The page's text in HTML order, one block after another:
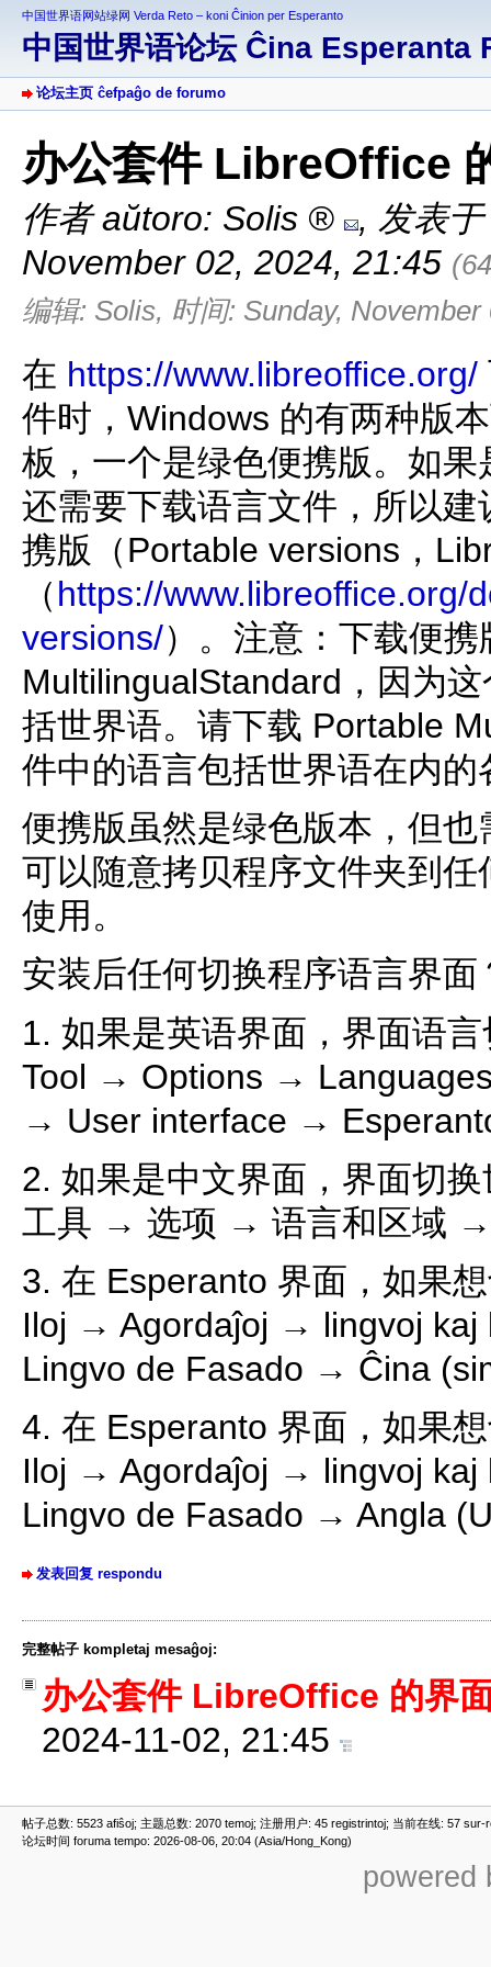
中国世界语网站绿网 Verda Reto – koni Ĉinion per Esperanto
中国世界语论坛 Ĉina Esperanta
论坛主页 ĉefpaĝo de forumo
办公套件 LibreOffice
作者 aŭtoro: Solis , 发表
November 02, 2024, 21:45
编辑: Solis, 时间: Sunday, November
在 https://www.libreoffice.org/
件时，Windows 的有两种版
板，一个是绿色便携版。如
还需要下载语言文件，所以
携版（Portable versions，
（https://www.libreoffice.org/
versions/）。注意：下载便
MultilingualStandard，因为
括世界语。请下载 Portable
件中的语言包括世界语在内的
便携版虽然是绿色版本，但
可以随意拷贝程序文件夹到
使用。
安装后任何切换程序语言界面
1. 如果是英语界面，界面语
Tool → Options →
→ User interface →
2. 如果是中文界面，界面切
工具 → 选项 → 语言和区域
3. 在 Esperanto 界面，如果
Iloj → Agordaĵoj → lingvoj
Lingvo de Fasado → Ĉina
4. 在 Esperanto 界面，如果
Iloj → Agordaĵoj → lingvoj
Lingvo de Fasado → Angla
发表回复 respondu
完整帖子 kompletaj mesaĝoj:
办公套件 LibreOffice 的界
2024-11-02, 21:45
帖子总数: 5523 afiŝoj; 主题总数: 2070 temoj; 注册用户: 45 registrintoj; 当前在线: 57
论坛时间 foruma tempo: 2026-08-06, 20:04 (Asia/Hong_Kong)
powered